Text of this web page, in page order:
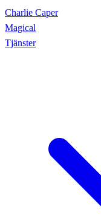
Charlie Caper
Magical
Tjänster